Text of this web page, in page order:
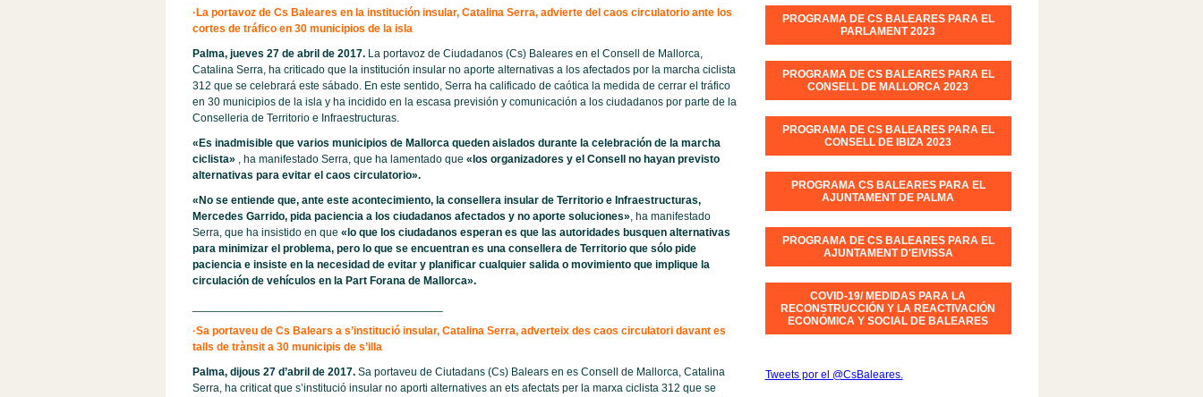
·La portavoz de Cs Baleares en la institución insular, Catalina Serra, advierte del caos circulatorio ante los
cortes de tráfico en 30 municipios de la isla
Palma, jueves 27 de abril de 2017.La portavoz de Ciudadanos (Cs) Baleares en el Consell de Mallorca,
Catalina Serra, ha criticado que la institución insular no aporte alternativas a los afectados por la marcha ciclista
312 que se celebrará este sábado. En este sentido, Serra ha calificado de caótica la medida de cerrar el tráfico
en 30 municipios de la isla y ha incidido en la escasa previsión y comunicación a los ciudadanos por parte de la
Conselleria de Territorio e Infraestructuras.
«Es inadmisible que varios municipios de Mallorca queden aislados durante la celebración de la marcha
ciclista» , ha manifestado Serra, que ha lamentado que «los organizadores y el Consell no hayan previsto
alternativas para evitar el caos circulatorio».
«No se entiende que, ante este acontecimiento, la consellera insular de Territorio e Infraestructuras,
Mercedes Garrido, pida paciencia a los ciudadanos afectados y no aporte soluciones», ha manifestado
Serra, que ha insistido en que «lo que los ciudadanos esperan es que las autoridades busquen alternativas
para minimizar el problema, pero lo que se encuentran es una consellera de Territorio que sólo pide
paciencia e insiste en la necesidad de evitar y planificar cualquier salida o movimiento que implique la
circulación de vehículos en la Part Forana de Mallorca».
·Sa portaveu de Cs Balears a s’institució insular, Catalina Serra, adverteix des caos circulatori davant es
talls de trànsit a 30 municipis de s’illa
Palma, dijous 27 d’abril de 2017.Sa portaveu de Ciutadans (Cs) Balears en es Consell de Mallorca, Catalina
Serra, ha criticat que s’institució insular no aporti alternatives an ets afectats per la marxa ciclista 312 que se
PROGRAMA DE CS BALEARES PARA EL
PARLAMENT 2023
PROGRAMA DE CS BALEARES PARA EL
CONSELL DE MALLORCA 2023
PROGRAMA DE CS BALEARES PARA EL
CONSELL DE IBIZA 2023
PROGRAMA CS BALEARES PARA EL
AJUNTAMENT DE PALMA
PROGRAMA DE CS BALEARES PARA EL
AJUNTAMENT D'EIVISSA
COVID-19/ MEDIDAS PARA LA
RECONSTRUCCIÓN Y LA REACTIVACIÓN
ECONÓMICA Y SOCIAL DE BALEARES
Tweets por el @CsBaleares.